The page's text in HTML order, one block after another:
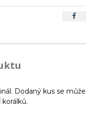
Dodaný kus se může